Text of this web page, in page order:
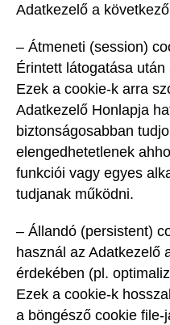
Adatkezelő a
– Átmeneti (session)
Érintett látogatása
Ezek a cookie-k arra
Adatkezelő Honlapja
biztonságosabban
elengedhetetlenek
funkciói vagy egyes
tudjanak működni.
– Állandó (persistent)
használ az Adatkezelő
érdekében (pl.
Ezek a cookie-k
a böngésző cookie